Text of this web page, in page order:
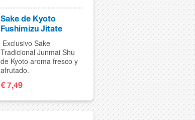
Sake de Kyoto
Fushimizu Jitate
Exclusivo Sake
Tradicional Junmai Shu
de Kyoto aroma fresco y
afrutado.
€ 7,49